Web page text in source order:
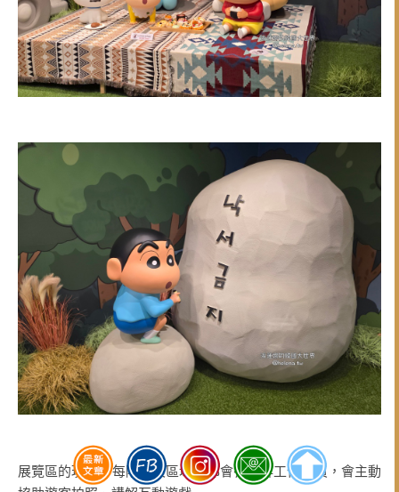
展覽區的現場，每隔一段區域，都會有安排工作人員，會主動